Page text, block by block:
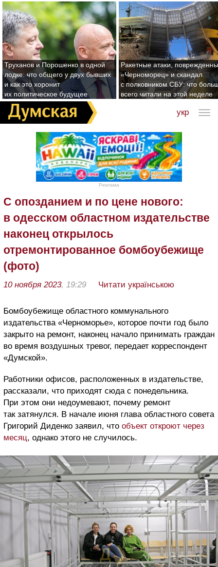
Труханов и Порошенко в одной
лодке: что общего у двух бывших
и как это хоронит
их политическое будущее
Ракетные атаки,
«Черноморец» и скандал
с полковником СБУ: что
всего читали на этой неделе
укр
Реклама
С опозданием и по цене нового:
в одесском областном издательстве
наконец открылось
отремонтированное бомбоубежище
(фото)
10 ноября 2023, 19:29 Читати українською
Бомбоубежище областного коммунального
издательства «Черноморье», которое почти год было
закрыто на ремонт, наконец начало принимать граждан
во время воздушных тревог, передает корреспондент
«Думской».
Работники офисов, расположенных в издательстве,
рассказали, что приходят сюда с понедельника.
При этом они недоумевают, почему ремонт
так затянулся. В начале июня глава областного совета
Григорий Диденко заявил, что объект откроют через
месяц, однако этого не случилось.